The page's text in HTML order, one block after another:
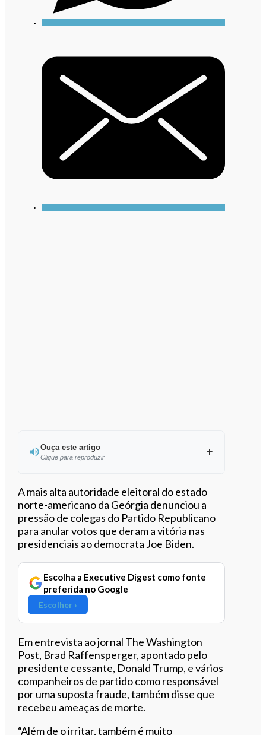
Ouça este artigo
Clique para reproduzir
Ouvir este artigo
A mais alta autoridade eleitoral do estado
norte-americano da Geórgia denunciou a
pressão de colegas do Partido Republicano
para anular votos que deram a vitória nas
presidenciais ao democrata Joe Biden.
Escolha a Executive Digest como fonte
preferida no Google
Escolher ›
Em entrevista ao jornal The Washington
Post, Brad Raffensperger, apontado pelo
presidente cessante, Donald Trump, e vários
companheiros de partido como responsável
por uma suposta fraude, também disse que
recebeu ameaças de morte.
“Além de o irritar, também é muito